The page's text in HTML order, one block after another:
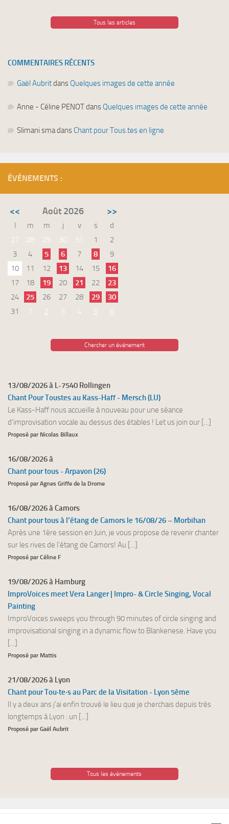
Tous les articles
COMMENTAIRES RÉCENTS
Gaël Aubritdans Quelques images de cette année
Anne - Céline PENOTdans Quelques images de cette année
Slimani smadans Chant pour Tous.tes en ligne
ÉVÉNEMENTS :
<< Août 2026 >>
l m m j v s
d
27
28 29 30 31 1
2
3
4 5 6 7 8
9
10
11 12 13 14 15
16
17
18 19 20 21 22
23
24
25 26 27 28 29
30
31
1 2 3 4 5 6
Chercher un événement
13/08/2026 à L-7540 Rollingen
Chant Pour Toustes au Kass-Haff - Mersch (LU)
Le Kass-Haff nous accueille à nouveau pour une séance
d'improvisation vocale au dessus des étables ! Let us join our [...]
Proposé par Nicolas Billaux
16/08/2026 à
Chant pour tous - Arpavon (26)
Proposé par Agnes Griffe de la Drome
16/08/2026 à Camors
Chant pour tous à l’étang de Camors le 16/08/26 – Morbihan
Après une 1ère session en Juin, je vous propose de revenir chanter
sur les rives de l’étang de Camors! Au [...]
Proposé par Céline F
19/08/2026 à Hamburg
ImproVoices meet Vera Langer | Impro- & Circle Singing, Vocal
Painting
ImproVoices sweeps you through 90 minutes of circle singing and
improvisational singing in a dynamic flow to Blankenese. Have you
[...]
Proposé par Mattis
21/08/2026 à Lyon
Chant pour Tou·te·s au Parc de la Visitation - Lyon 5ème
Il y a deux ans j'ai enfin trouvé le lieu que je cherchais depuis très
longtemps à Lyon : un [...]
Proposé par Gaël Aubrit
Tous les événements